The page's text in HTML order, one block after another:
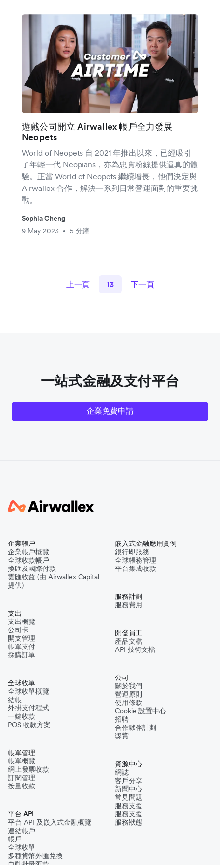
遊戲公司開立 Airwallex 帳戶全力發展
Neopets
World of Neopets 自 2021 年推出以來，已經吸引
了年輕一代 Neopians，亦為忠實粉絲提供逼真的體
驗。正當 World of Neopets 繼續增長，他們決定與
Airwallex 合作，解決一系列日常營運面對的重要挑
戰。
Sophia Cheng
9 May 2023
• 5 分鐘
上一頁 13 下一頁
一站式金融及支付平台
企業免費申請
企業帳戶
企業帳戶概覽
全球收款帳戶
換匯及國際付款
雲匯收益 (由 Airwallex Capital
提供)
支出
支出概覽
公司卡
開支管理
帳單支付
採購訂單
全球收單
全球收單概覽
結帳
外掛支付程式
一鍵收款
POS 收款方案
帳單管理
帳單概覽
網上發票收款
訂閱管理
按量收款
平台 API
平台 API 及嵌入式金融概覽
連結帳戶
帳戶
全球收單
多種貨幣外匯兌換
嵌入式金融應用實例
銀行即服務
全球帳務管理
平台集成收款
服務計劃
服務費用
開發員工
產品文檔
API 技術文檔
公司
關於我們
營運原則
使用條款
Cookie 設置中心
招聘
合作夥伴計劃
獎賞
資源中心
網誌
客戶分享
新聞中心
常見問題
服務支援
服務支援
服務狀態